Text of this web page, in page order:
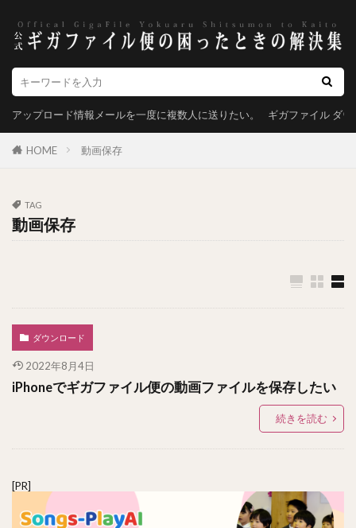
アップロード情報メールを一度に複数人に送りたい。 ギガファイル ダ
HOME 動画保存
TAG
動画保存
ダウンロード
2022年8月4日
iPhoneでギガファイル便の動画ファイルを保存したい
続きを読む
[PR]